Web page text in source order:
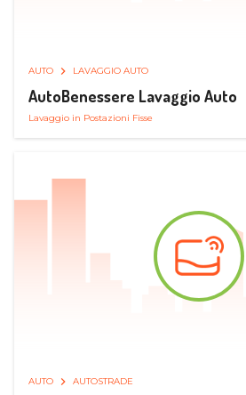
AUTO LAVAGGIO AUTO
AutoBenessere Lavaggio Auto
Lavaggio in Postazioni Fisse
AUTO AUTOSTRADE